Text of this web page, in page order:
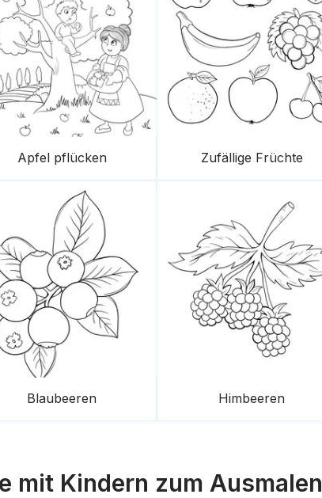
Apfel pflücken Zufällige Früchte
Blaubeeren Himbeeren
mit Kindern zum Ausmalen